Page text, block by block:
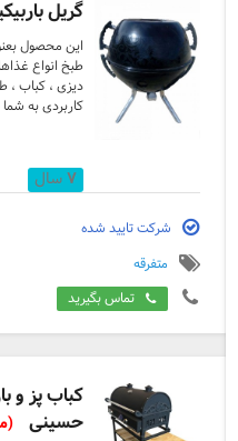
گریل
این محصول
طبخ انواع
دیزی ، کباب ،
کاربردی به شما
سال
شرکت تایید شده
متفرقه
تماس بگیرید
کباب پز و
حسینی